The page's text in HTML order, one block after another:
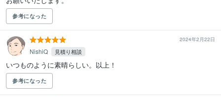
参考になった
2024年2月22日
NishiQ 見積り相談
いつものように素晴らしい。以上！
参考になった